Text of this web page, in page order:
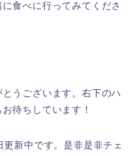
食べに行ってみてくださ
うございます。右下のハ
待ちしています！
新中です。是非是非チェ